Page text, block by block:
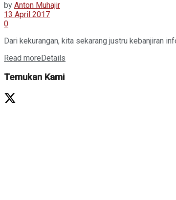
by Anton Muhajir
13 April 2017
0
Dari kekurangan, kita sekarang justru kebanjiran
Read more Details
Temukan Kami